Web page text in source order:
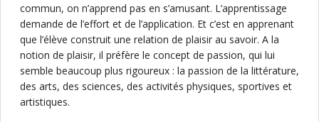
commun, on n’apprend pas en s’amusant. L’apprentissage
demande de l’effort et de l’application. Et c’est en apprenant
que l’élève construit une relation de plaisir au savoir. A la
notion de plaisir, il préfère le concept de passion, qui lui
semble beaucoup plus rigoureux : la passion de la littérature,
des arts, des sciences, des activités physiques, sportives et
artistiques.